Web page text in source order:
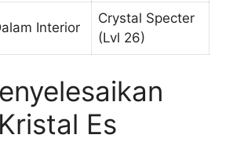
Interior
Crystal Specter
(Lvl 26)
Es